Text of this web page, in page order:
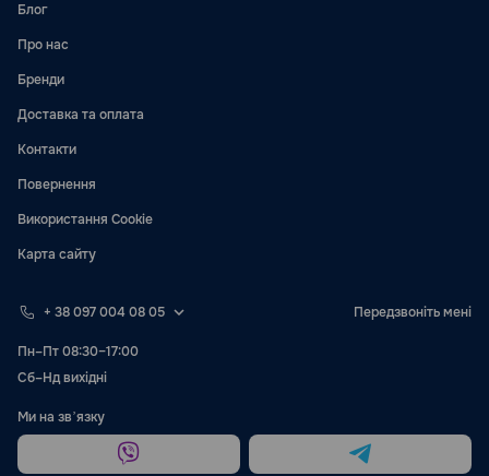
Блог
Про нас
Бренди
Доставка та оплата
Контакти
Повернення
Використання Cookie
Карта сайту
+ 38 097 004 08 05 Передзвоніть мені
Пн–Пт 08:30–17:00
Сб–Нд вихідні
Ми на звʼязку